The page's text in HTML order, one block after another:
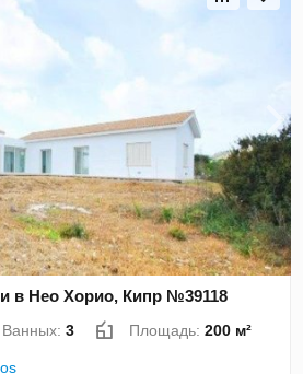
в Нео Хорио, Кипр №39118
Ванных:3 Площадь:200 м²